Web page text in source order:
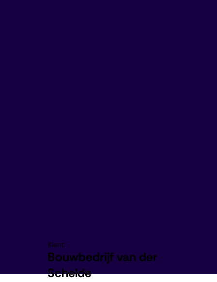
Klant:
Bouwbedrijf van der
Schelde